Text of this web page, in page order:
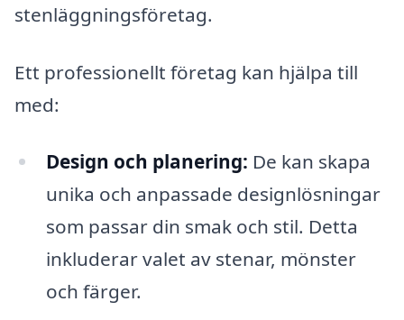
stenläggningsföretag.
Ett professionellt företag kan hjälpa till
med:
Design och planering: De kan skapa
unika och anpassade designlösningar
som passar din smak och stil. Detta
inkluderar valet av stenar, mönster
och färger.